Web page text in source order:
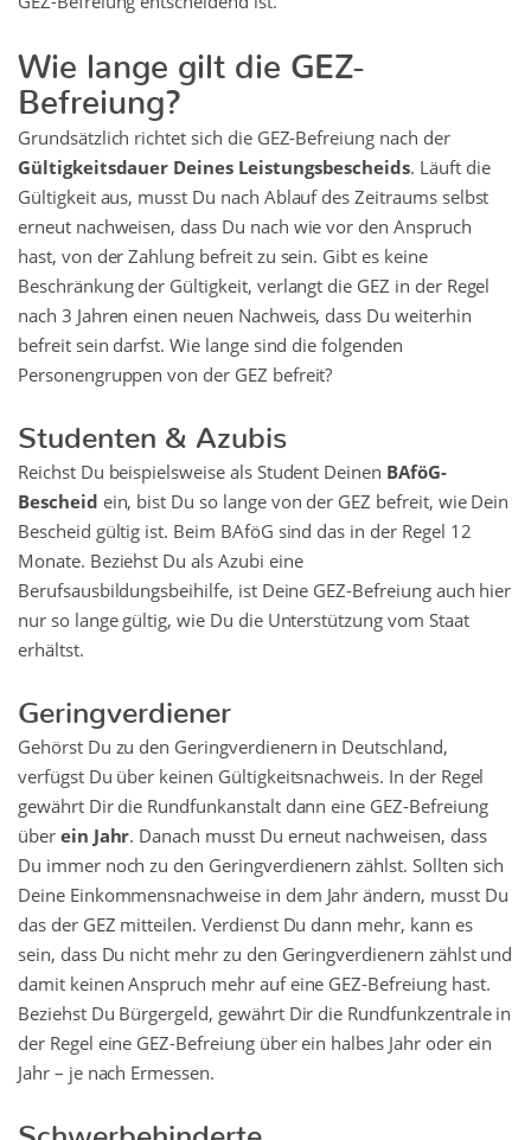
Wie lange gilt die GEZ-
Befreiung?
Grundsätzlich richtet sich die GEZ-Befreiung nach der
Gültigkeitsdauer Deines Leistungsbescheids. Läuft die
Gültigkeit aus, musst Du nach Ablauf des Zeitraums selbst
erneut nachweisen, dass Du nach wie vor den Anspruch
hast, von der Zahlung befreit zu sein. Gibt es keine
Beschränkung der Gültigkeit, verlangt die GEZ in der Regel
nach 3 Jahren einen neuen Nachweis, dass Du weiterhin
befreit sein darfst. Wie lange sind die folgenden
Personengruppen von der GEZ befreit?
Studenten & Azubis
Reichst Du beispielsweise als Student Deinen BAföG-
Bescheid ein, bist Du so lange von der GEZ befreit, wie Dein
Bescheid gültig ist. Beim BAföG sind das in der Regel 12
Monate. Beziehst Du als Azubi eine
Berufsausbildungsbeihilfe, ist Deine GEZ-Befreiung auch hier
nur so lange gültig, wie Du die Unterstützung vom Staat
erhältst.
Geringverdiener
Gehörst Du zu den Geringverdienern in Deutschland,
verfügst Du über keinen Gültigkeitsnachweis. In der Regel
gewährt Dir die Rundfunkanstalt dann eine GEZ-Befreiung
über ein Jahr. Danach musst Du erneut nachweisen, dass
Du immer noch zu den Geringverdienern zählst. Sollten sich
Deine Einkommensnachweise in dem Jahr ändern, musst Du
das der GEZ mitteilen. Verdienst Du dann mehr, kann es
sein, dass Du nicht mehr zu den Geringverdienern zählst und
damit keinen Anspruch mehr auf eine GEZ-Befreiung hast.
Beziehst Du Bürgergeld, gewährt Dir die Rundfunkzentrale in
der Regel eine GEZ-Befreiung über ein halbes Jahr oder ein
Jahr – je nach Ermessen.
Schwerbehinderte